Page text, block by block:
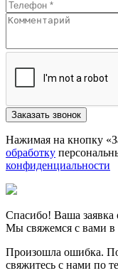
Нажимая на кнопку
обработку
конфиденциальности
Спасибо! Ваша заявка
Мы свяжемся с вами
Произошла ошибка.
свяжитесь с нами по